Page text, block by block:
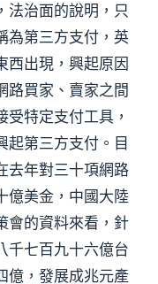
治面的說明，只
為第三方支付，英
西出現，興起原因
路買家、賣家之間
特定支付工具，
起第三方支付。目
去年對三十項網路
億美金，中國大陸
會的資料來看，針
千七百九十六億台
億，發展成兆元產